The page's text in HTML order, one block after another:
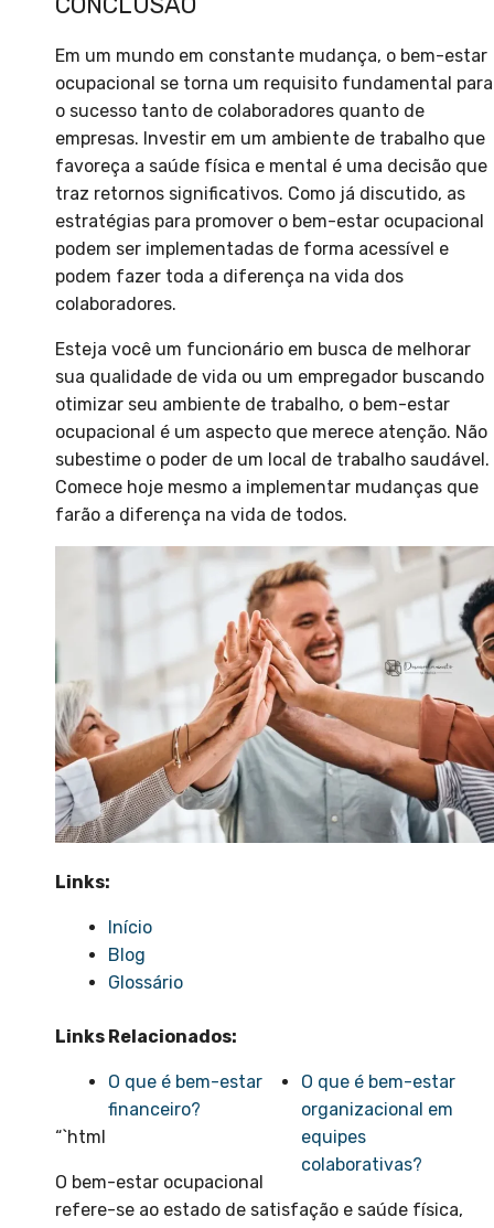
Em um mundo em constante mudança, o bem-estar
ocupacional se torna um requisito fundamental para
o sucesso tanto de colaboradores quanto de
empresas. Investir em um ambiente de trabalho que
favoreça a saúde física e mental é uma decisão que
traz retornos significativos. Como já discutido, as
estratégias para promover o bem-estar ocupacional
podem ser implementadas de forma acessível e
podem fazer toda a diferença na vida dos
colaboradores.
Esteja você um funcionário em busca de melhorar
sua qualidade de vida ou um empregador buscando
otimizar seu ambiente de trabalho, o bem-estar
ocupacional é um aspecto que merece atenção. Não
subestime o poder de um local de trabalho saudável.
Comece hoje mesmo a implementar mudanças que
farão a diferença na vida de todos.
Links:
Início
Blog
Glossário
Links Relacionados:
O que é bem-estar
financeiro?
O que é bem-estar
organizacional em
equipes
colaborativas?
“`html
O bem-estar ocupacional
refere-se ao estado de satisfação e saúde física,